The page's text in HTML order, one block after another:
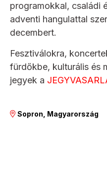
programokkal, családi
adventi hangulattal
decembert.
Fesztiválokra,
fürdőkbe, kulturális és
jegyek a
Sopron, Magyarország